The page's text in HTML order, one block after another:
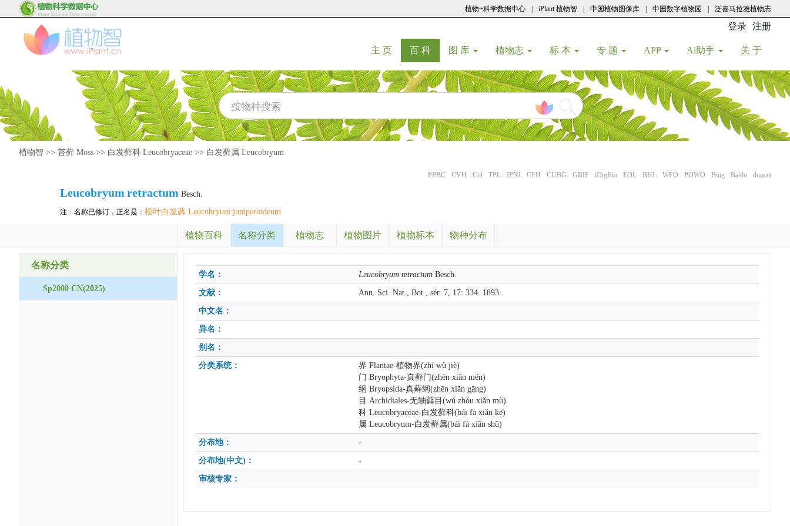
植物+科学数据中心 iPlant 植物智 中国植物图像库 中国数字植物园 泛喜马拉雅植物志
登录 注册
主 页(current)
百 科(current)
图 库 植物志 标 本 专 题 APP Ai助手 关 于
植物智 >> 苔藓 Moss >> 白发藓科 Leucobryaceae >> 白发藓属 Leucobryum
PPBC CVH Col TPL IPNI CFH CUBG GBIF iDigBio EOL BHL WFO POWO Bing Baidu duocet
Leucobryum retractum Besch.
注：名称已修订，正名是： 桧叶白发藓 Leucobryum juniperoideum
植物百科 名称分类 植物志 植物图片 植物标本 物种分布
名称分类
Sp2000 CN(2025)
学名： Leucobryum retractum Besch.
文献： Ann. Sci. Nat., Bot., sér. 7, 17: 334. 1893.
中文名：
异名：
别名：
分类系统：
界 Plantae-植物界(zhí wù jiè)
门 Bryophyta-真藓门(zhēn xiǎn mén)
纲 Bryopsida-真藓纲(zhēn xiǎn gāng)
目 Archidiales-无轴藓目(wú zhóu xiǎn mù)
科 Leucobryaceae-白发藓科(bái fà xiǎn kē)
属 Leucobryum-白发藓属(bái fà xiǎn shǔ)
分布地： -
分布地(中文)： -
审核专家：